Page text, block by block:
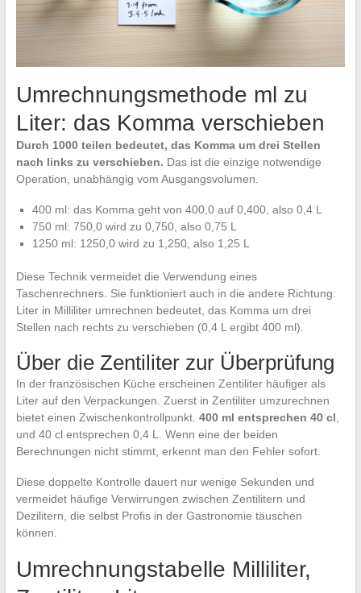
Umrechnungsmethode ml zu
Liter: das Komma verschieben
Durch 1000 teilen bedeutet, das Komma um drei Stellen
nach links zu verschieben. Das ist die einzige notwendige
Operation, unabhängig vom Ausgangsvolumen.
400 ml: das Komma geht von 400,0 auf 0,400, also 0,4 L
750 ml: 750,0 wird zu 0,750, also 0,75 L
1250 ml: 1250,0 wird zu 1,250, also 1,25 L
Diese Technik vermeidet die Verwendung eines
Taschenrechners. Sie funktioniert auch in die andere Richtung:
Liter in Milliliter umrechnen bedeutet, das Komma um drei
Stellen nach rechts zu verschieben (0,4 L ergibt 400 ml).
Über die Zentiliter zur Überprüfung
In der französischen Küche erscheinen Zentiliter häufiger als
Liter auf den Verpackungen. Zuerst in Zentiliter umzurechnen
bietet einen Zwischenkontrollpunkt. 400 ml entsprechen 40 cl
und 40 cl entsprechen 0,4 L. Wenn eine der beiden
Berechnungen nicht stimmt, erkennt man den Fehler sofort.
Diese doppelte Kontrolle dauert nur wenige Sekunden und
vermeidet häufige Verwirrungen zwischen Zentilitern und
Dezilitern, die selbst Profis in der Gastronomie täuschen
können.
Umrechnungstabelle Milliliter,